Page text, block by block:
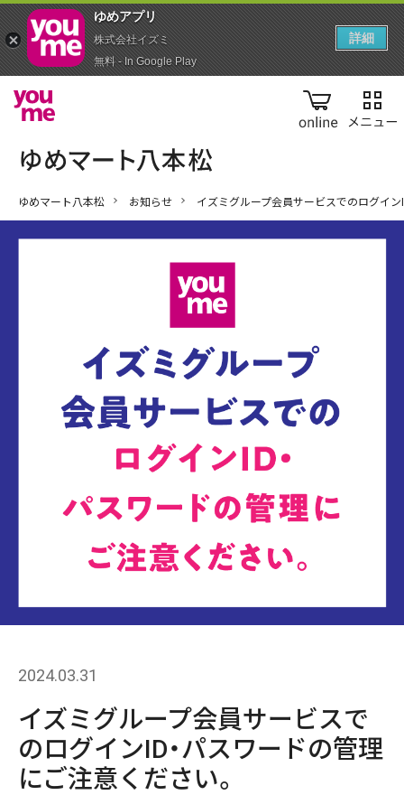
online
ゆめマート八本松 お知らせ イズミグループ会員サービスでのログイ
2024.03.31
イズミグループ会員サービスで
のログインID・パスワードの管理
にご注意ください。
ゆめアプ‪リ‬
株式会社イズミ
無料 - In Google Play
詳細